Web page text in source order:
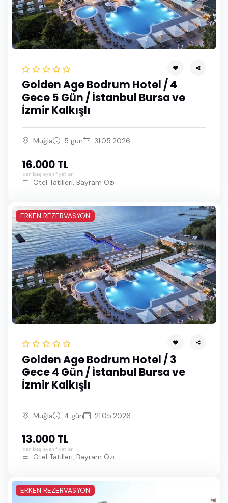
Temmuz 2027
Ağustos 2027
Eylül 2027
Ekim 2027
Kasım 2027
Aralık 2027
Şubat 2028
Nisan 2028
Mayıs 2028
Haziran 2028
Temmuz 2028
Golden Age Bodrum Hotel / 4
Gece 5 Gün / İstanbul Bursa ve
İzmir Kalkışlı
Muğla 5 gün 31.05.2026
16.000 TL
'den başlayan fiyatlar
Otel Tatilleri, Bayram Özel Bodrum Turları
ERKEN REZERVASYON
Golden Age Bodrum Hotel / 3
Gece 4 Gün / İstanbul Bursa ve
İzmir Kalkışlı
Muğla 4 gün 21.05.2026
13.000 TL
'den başlayan fiyatlar
Otel Tatilleri, Bayram Özel Bodrum Turları
ERKEN REZERVASYON